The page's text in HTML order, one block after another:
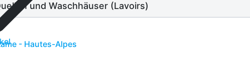
und Waschhäuser (Lavoirs)